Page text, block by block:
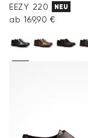
EEZY 220 NEU
ab 169,90 €